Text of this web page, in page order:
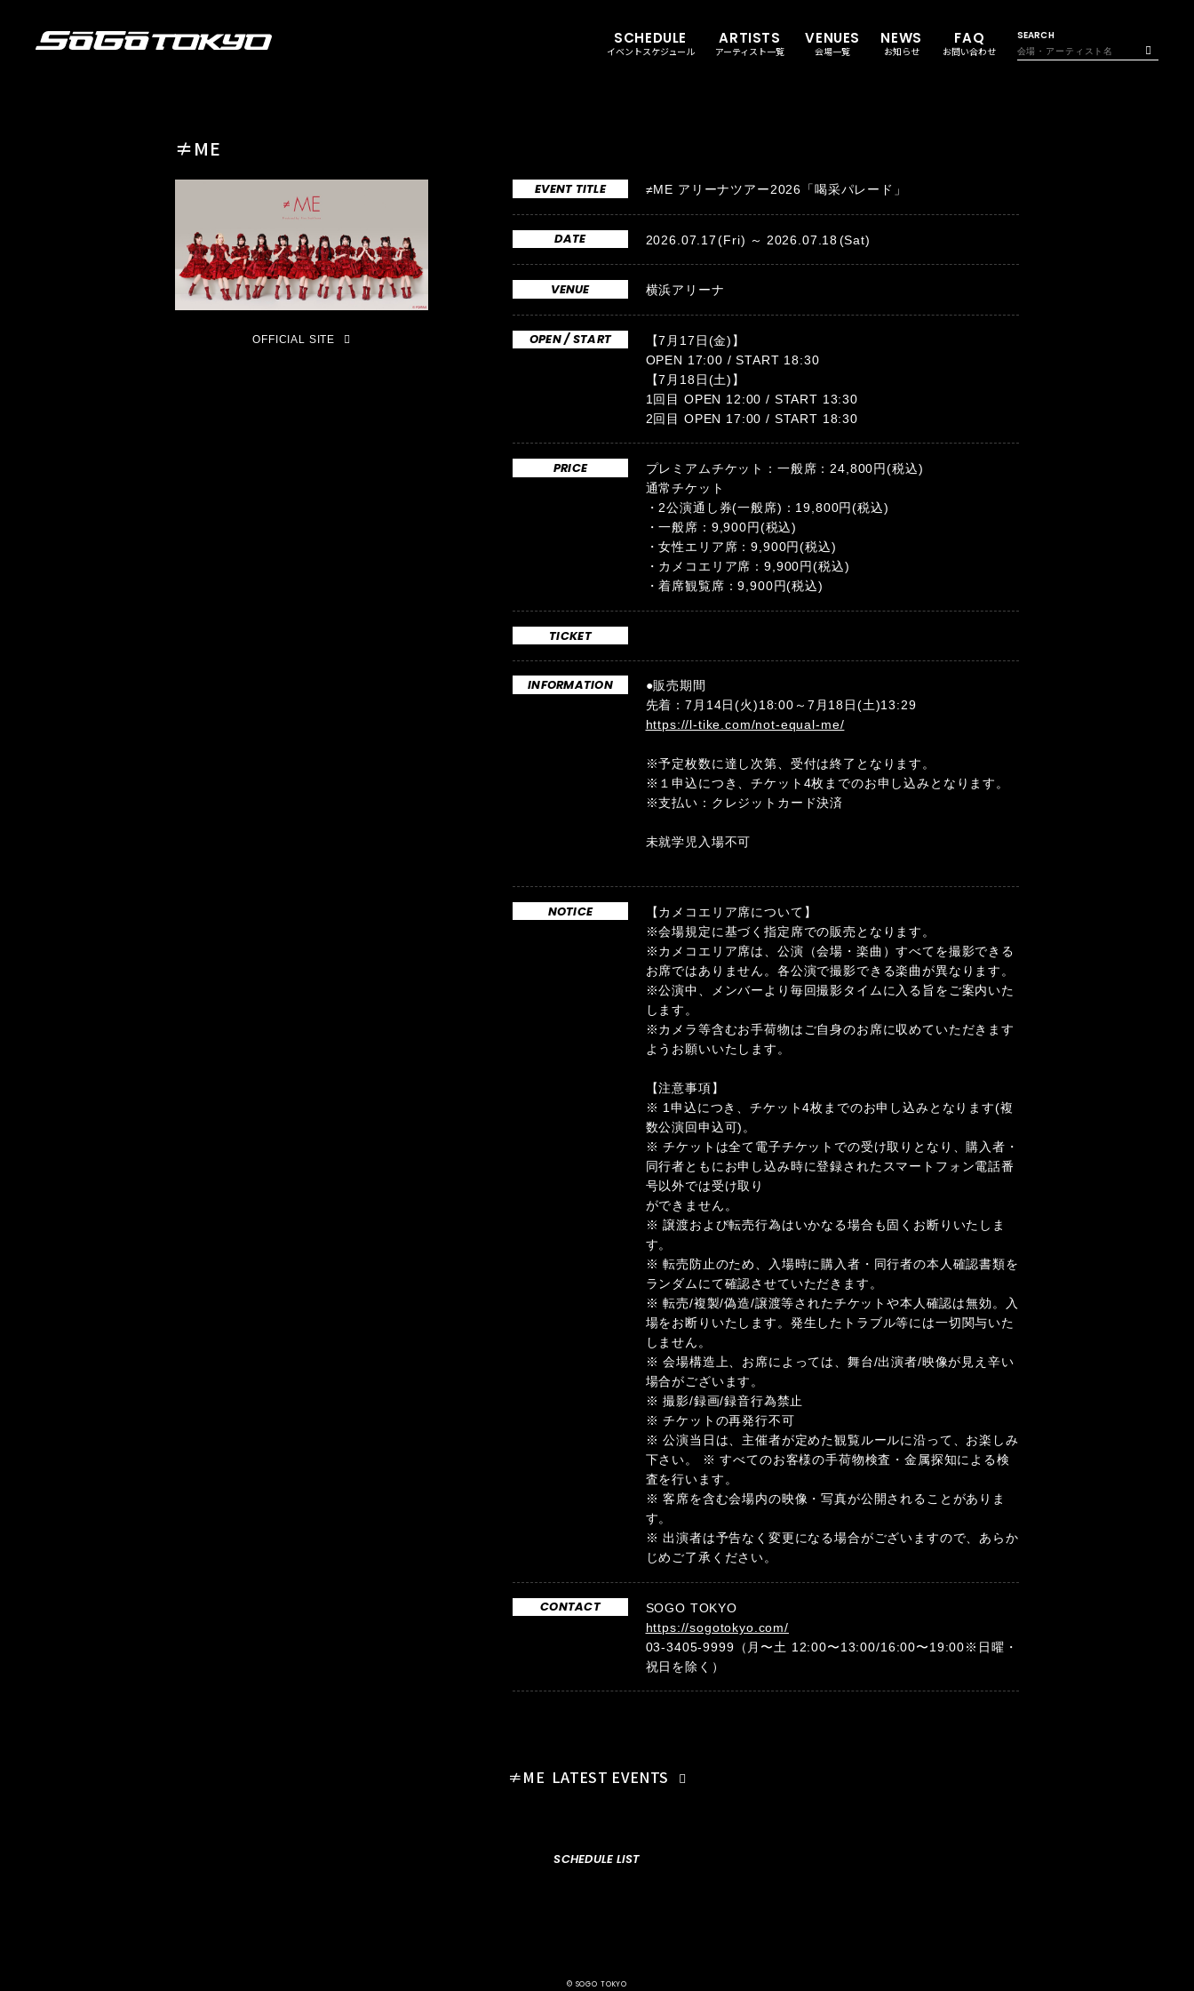
SCHEDULE
イベントスケジュール
ARTISTS
アーティスト一覧
VENUES
会場一覧
NEWS
お知らせ
FAQ
お問い合わせ
SEARCH
≠ME
OFFICIAL SITE
EVENT TITLE ≠ME アリーナツアー2026「喝采パレード」
DATE 2026.07.17 (Fri) 2026.07.18(Sat)
VENUE 横浜アリーナ
OPEN / START
【7月17日(金)】
OPEN 17:00 / START 18:30
【7月18日(土)】
1回目 OPEN 12:00 / START 13:30
2回目 OPEN 17:00 / START 18:30
PRICE
プレミアムチケット：一般席：24,800円(税込)
通常チケット
・2公演通し券(一般席)：19,800円(税込)
・一般席：9,900円(税込)
・女性エリア席：9,900円(税込)
・カメコエリア席：9,900円(税込)
・着席観覧席：9,900円(税込)
TICKET
INFORMATION
●販売期間
先着：7月14日(火)18:00～7月18日(土)13:29
https://l-tike.com/not-equal-me/
※予定枚数に達し次第、受付は終了となります。
※１申込につき、チケット4枚までのお申し込みとなります。
※支払い：クレジットカード決済
未就学児入場不可
NOTICE
【カメコエリア席について】
※会場規定に基づく指定席での販売となります。
※カメコエリア席は、公演（会場・楽曲）すべてを撮影できる
お席ではありません。各公演で撮影できる楽曲が異なります。
※公演中、メンバーより毎回撮影タイムに入る旨をご案内いた
します。
※カメラ等含むお手荷物はご自身のお席に収めていただきます
ようお願いいたします。
【注意事項】
※ 1申込につき、チケット4枚までのお申し込みとなります(複
数公演回申込可)。
※ チケットは全て電子チケットでの受け取りとなり、購入者・
同行者ともにお申し込み時に登録されたスマートフォン電話番
号以外では受け取り
ができません。
※ 譲渡および転売行為はいかなる場合も固くお断りいたしま
す。
※ 転売防止のため、入場時に購入者・同行者の本人確認書類を
ランダムにて確認させていただきます。
※ 転売/複製/偽造/譲渡等されたチケットや本人確認は無効。入
場をお断りいたします。発生したトラブル等には一切関与いた
しません。
※ 会場構造上、お席によっては、舞台/出演者/映像が見え辛い
場合がございます。
※ 撮影/録画/録音行為禁止
※ チケットの再発行不可
※ 公演当日は、主催者が定めた観覧ルールに沿って、お楽しみ
下さい。 ※ すべてのお客様の手荷物検査・金属探知による検
査を行います。
※ 客席を含む会場内の映像・写真が公開されることがありま
す。
※ 出演者は予告なく変更になる場合がございますので、あらか
じめご了承ください。
CONTACT
SOGO TOKYO
https://sogotokyo.com/
03-3405-9999（月〜土 12:00〜13:00/16:00〜19:00※日曜・
祝日を除く）
≠ME LATEST EVENTS
SCHEDULE LIST
© SOGO TOKYO